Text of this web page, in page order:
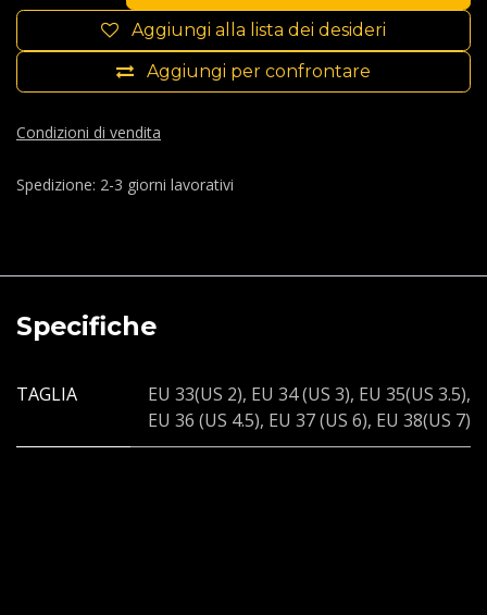
Aggiungi per confrontare
Aggiungi alla lista dei desideri
Condizioni di vendita
Spedizione: 2-3 giorni lavorativi
Specifiche
TAGLIA EU 33(US 2), EU 34 (US 3), EU 35(US 3.5),
EU 36 (US 4.5), EU 37 (US 6), EU 38(US 7)